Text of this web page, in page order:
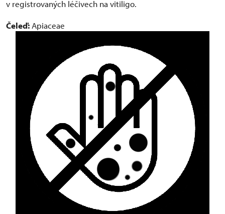
v registrovaných léčivech na vitiligo.
Čeleď: Apiaceae